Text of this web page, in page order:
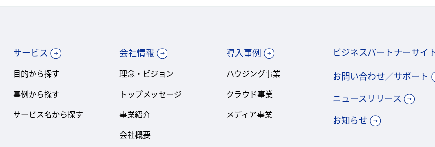
サービス
目的から探す
事例から探す
サービス名から探す
会社情報
理念・ビジョン
トップメッセージ
事業紹介
会社概要
導入事例
ハウジング事業
クラウド事業
メディア事業
ビジネスパートナーサイ
お問い合わせ／サポート
ニュースリリース
お知らせ